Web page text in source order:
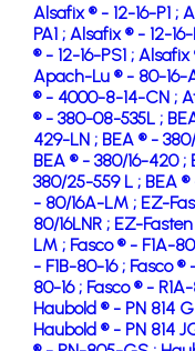
Alsafix ® - 12-16-P1 ;
PA1 ; Alsafix ® - 12-
® - 12-16-PS1 ; Alsafix
Apach-Lu ® - 80-16-
® - 4000-8-14-CN ;
® - 380-08-535L ;
429-LN ; BEA ® -
BEA ® - 380/16-420 ;
380/25-559 L ; BEA
- 80/16A-LM ; EZ-
80/16LNR ; EZ-Fasten
LM ; Fasco ® - F1A-
- F1B-80-16 ; Fasco ®
80-16 ; Fasco ® -
Haubold ® - PN 814
Haubold ® - PN 814